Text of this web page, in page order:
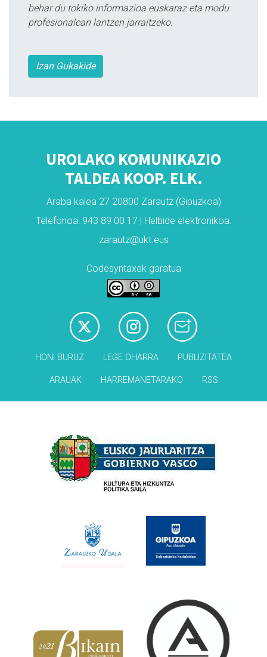
behar du tokiko informazioa euskaraz eta modu
profesionalean lantzen jarraitzeko.
Izan Gukakide
UROLAKO KOMUNIKAZIO
TALDEA KOOP. ELK.
Araba kalea 27 20800 Zarautz (Gipuzkoa)
Telefonoa: 943 89 00 17 | Helbide elektronikoa:
zarautz@ukt.eus
Codesyntaxek garatua
HONI BURUZ LEGE OHARRA PUBLIZITATEA
ARAUAK HARREMANETARAKO RSS